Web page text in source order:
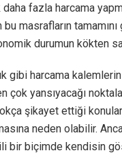
fazla harcama
masrafların
durumun kökten
gibi harcama
çok yansıyacağı
şikayet ettiği
neden olabilir.
bir biçimde kendisin